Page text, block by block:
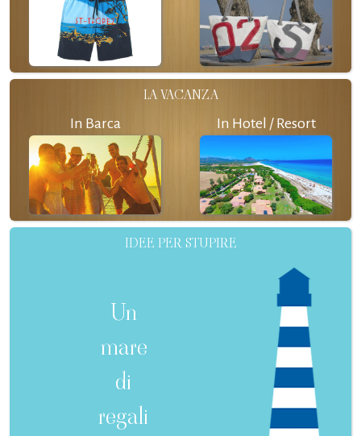
LA VACANZA
In Barca In Hotel / Resort
IDEE PER STUPIRE
Un
mare
di
regali